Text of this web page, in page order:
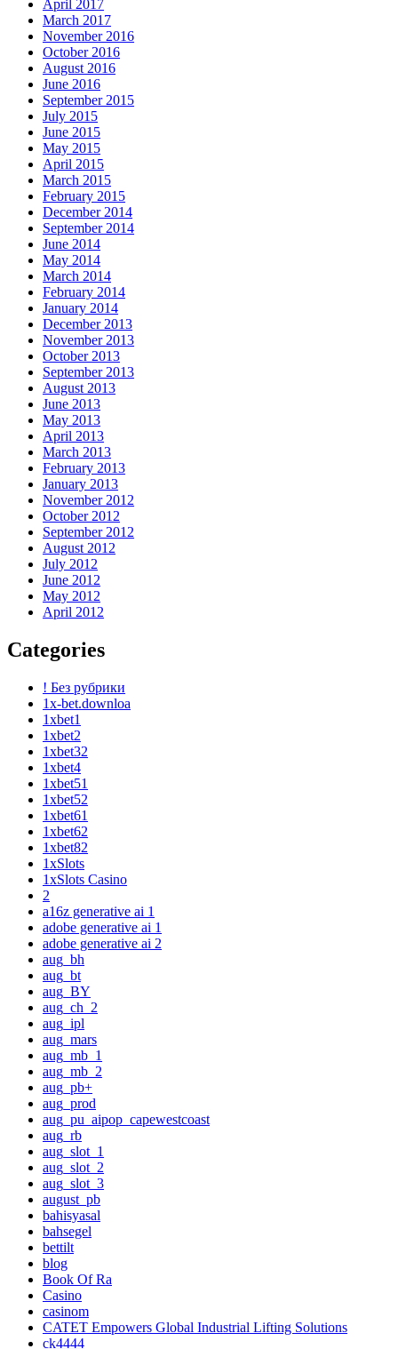
April 2017
March 2017
November 2016
October 2016
August 2016
June 2016
September 2015
July 2015
June 2015
May 2015
April 2015
March 2015
February 2015
December 2014
September 2014
June 2014
May 2014
March 2014
February 2014
January 2014
December 2013
November 2013
October 2013
September 2013
August 2013
June 2013
May 2013
April 2013
March 2013
February 2013
January 2013
November 2012
October 2012
September 2012
August 2012
July 2012
June 2012
May 2012
April 2012
Categories
! Без рубрики
1x-bet.downloa
1xbet1
1xbet2
1xbet32
1xbet4
1xbet51
1xbet52
1xbet61
1xbet62
1xbet82
1xSlots
1xSlots Casino
2
a16z generative ai 1
adobe generative ai 1
adobe generative ai 2
aug_bh
aug_bt
aug_BY
aug_ch_2
aug_ipl
aug_mars
aug_mb_1
aug_mb_2
aug_pb+
aug_prod
aug_pu_aipop_capewestcoast
aug_rb
aug_slot_1
aug_slot_2
aug_slot_3
august_pb
bahisyasal
bahsegel
bettilt
blog
Book Of Ra
Casino
casinom
CATET Empowers Global Industrial Lifting Solutions
ck4444